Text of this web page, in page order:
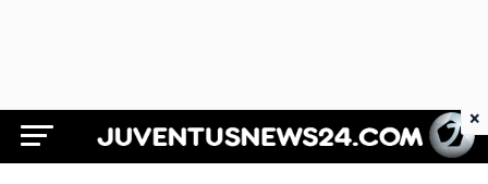
Juventus News 24
×